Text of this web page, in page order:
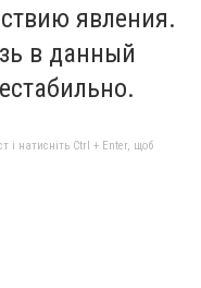
явления.
в данный
і натисніть Ctrl + Enter, щоб